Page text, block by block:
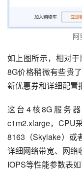
阿
如上图所示，相对
8G价格稍微有些贵
新优惠券和详细配置
这台4核8G服务
c1m2.xlarge，CPU
8163（Skylake）或
详细网络带宽、网络
IOPS等性能参数表如